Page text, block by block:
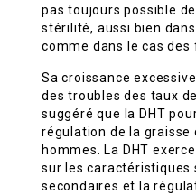
pas toujours possible
stérilité, aussi bien
comme dans le cas des
Sa croissance
des troubles des taux
suggéré que la DHT
régulation de la graisse
hommes. La DHT
sur les caractéristiques
secondaires et la